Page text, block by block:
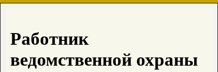
Работник
ведомственной охраны